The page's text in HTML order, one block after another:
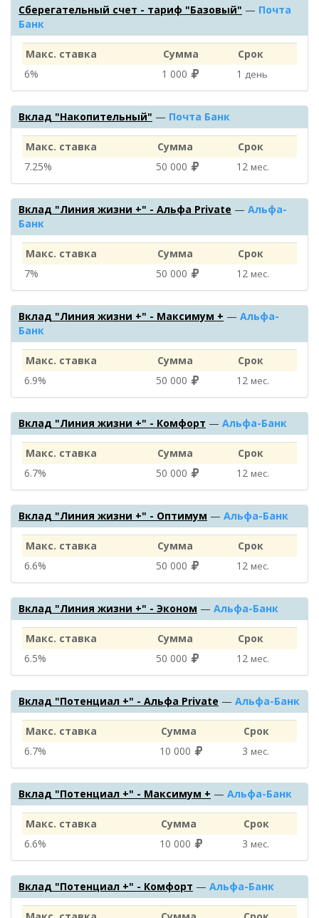
Сберегательный счет - тариф "Базовый" — Почта
Банк
Макс. ставка Сумма
Срок
6%
1 000 1 день
Вклад "Накопительный" — Почта Банк
Макс. ставка Сумма
Срок
7.25%
50 000 12 мес.
Вклад "Линия жизни +" - Альфа Private — Альфа-
Банк
Макс. ставка Сумма
Срок
7%
50 000 12 мес.
Вклад "Линия жизни +" - Максимум + — Альфа-
Банк
Макс. ставка Сумма
Срок
6.9%
50 000 12 мес.
Вклад "Линия жизни +" - Комфорт — Альфа-Банк
Макс. ставка Сумма
Срок
6.7%
50 000 12 мес.
Вклад "Линия жизни +" - Оптимум — Альфа-Банк
Макс. ставка Сумма
Срок
6.6%
50 000 12 мес.
Вклад "Линия жизни +" - Эконом — Альфа-Банк
Макс. ставка Сумма
Срок
6.5%
50 000 12 мес.
Вклад "Потенциал +" - Альфа Private — Альфа-Банк
Макс. ставка Сумма
Срок
6.7%
10 000 3 мес.
Вклад "Потенциал +" - Максимум + — Альфа-Банк
Макс. ставка Сумма
Срок
6.6%
10 000 3 мес.
Вклад "Потенциал +" - Комфорт — Альфа-Банк